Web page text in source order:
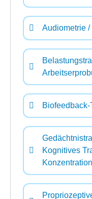
Audiometrie
Kognitives